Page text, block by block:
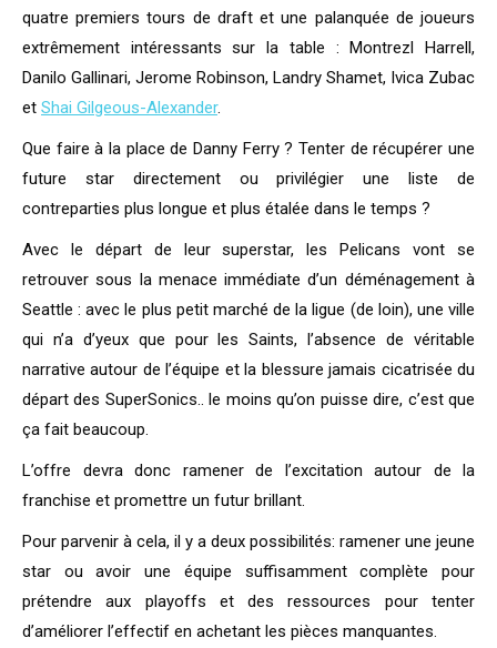
quatre premiers tours de draft et une palanquée de joueurs
extrêmement intéressants sur la table : Montrezl Harrell,
Danilo Gallinari, Jerome Robinson, Landry Shamet, Ivica Zubac
et Shai Gilgeous-Alexander.
Que faire à la place de Danny Ferry ? Tenter de récupérer une
future star directement ou privilégier une liste de
contreparties plus longue et plus étalée dans le temps ?
Avec le départ de leur superstar, les Pelicans vont se
retrouver sous la menace immédiate d’un déménagement à
Seattle : avec le plus petit marché de la ligue (de loin), une ville
qui n’a d’yeux que pour les Saints, l’absence de véritable
narrative autour de l’équipe et la blessure jamais cicatrisée du
départ des SuperSonics.. le moins qu’on puisse dire, c’est que
ça fait beaucoup.
L’offre devra donc ramener de l’excitation autour de la
franchise et promettre un futur brillant.
Pour parvenir à cela, il y a deux possibilités: ramener une jeune
star ou avoir une équipe suffisamment complète pour
prétendre aux playoffs et des ressources pour tenter
d’améliorer l’effectif en achetant les pièces manquantes.